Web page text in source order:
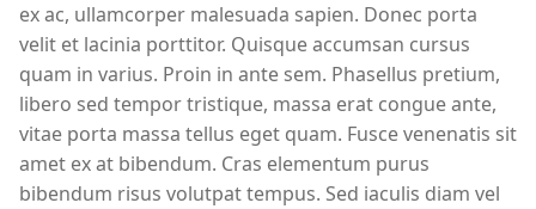
ex ac, ullamcorper malesuada sapien. Donec porta
velit et lacinia porttitor. Quisque accumsan cursus
quam in varius. Proin in ante sem. Phasellus pretium,
libero sed tempor tristique, massa erat congue ante,
vitae porta massa tellus eget quam. Fusce venenatis sit
amet ex at bibendum. Cras elementum purus
bibendum risus volutpat tempus. Sed iaculis diam vel